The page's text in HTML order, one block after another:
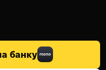
банку